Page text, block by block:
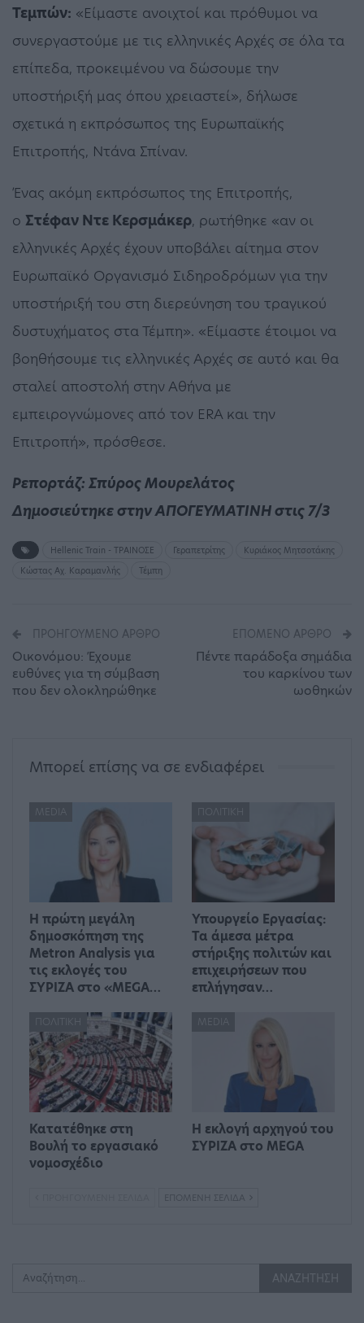
Τεμπών: «Είμαστε ανοιχτοί και πρόθυμοι να
συνεργαστούμε με τις ελληνικές Αρχές σε όλα τα
επίπεδα, προκειμένου να δώσουμε την
υποστήριξή μας όπου χρειαστεί», δήλωσε
σχετικά η εκπρόσωπος της Ευρωπαϊκής
Επιτροπής, Ντάνα Σπίναν.
Ένας ακόμη εκπρόσωπος της Επιτροπής,
ο Στέφαν Ντε Κερσμάκερ, ρωτήθηκε «αν οι
ελληνικές Αρχές έχουν υποβάλει αίτημα στον
Ευρωπαϊκό Οργανισμό Σιδηροδρόμων για την
υποστήριξή του στη διερεύνηση του τραγικού
δυστυχήματος στα Τέμπη». «Είμαστε έτοιμοι να
βοηθήσουμε τις ελληνικές Αρχές σε αυτό και θα
σταλεί αποστολή στην Αθήνα με
εμπειρογνώμονες από τον ERA και την
Επιτροπή», πρόσθεσε.
Ρεπορτάζ: Σπύρος Μουρελάτος
Δημοσιεύτηκε στην ΑΠΟΓΕΥΜΑΤΙΝΗ στις 7/3
Hellenic Train - ΤΡΑΙΝΟΣΕ Γεραπετρίτης
Κυριάκος Μητσοτάκης
Κώστας Αχ. Καραμανλής
Τέμπη
ΠΡΟΗΓΟΎΜΕΝΟ ΆΡΘΡΟ
Οικονόμου: Έχουμε
ευθύνες για τη σύμβαση
που δεν ολοκληρώθηκε
ΕΠΌΜΕΝΟ ΆΡΘΡΟ
Πέντε παράδοξα σημάδια
του καρκίνου των
ωοθηκών
Μπορεί επίσης να σε ενδιαφέρει
MEDIA
Η πρώτη μεγάλη
δημοσκόπηση της
Metron Analysis για
τις εκλογές του
ΣΥΡΙΖΑ στο «MEGA…
ΠΟΛΙΤΙΚΉ
Υπουργείο Εργασίας:
Τα άμεσα μέτρα
στήριξης πολιτών και
επιχειρήσεων που
επλήγησαν…
ΠΟΛΙΤΙΚΉ
Κατατέθηκε στη
Βουλή το εργασιακό
νομοσχέδιο
MEDIA
Η εκλογή αρχηγού του
ΣΥΡΙΖΑ στο MEGA
ΕΠΌΜΕΝΗ ΣΕΛΊΔΑ